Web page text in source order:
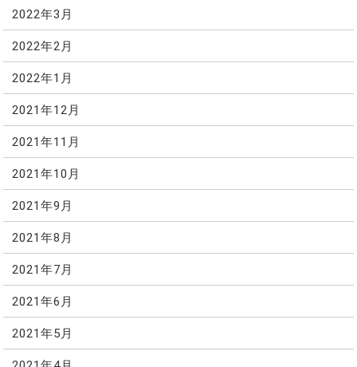
2022年3月
2022年2月
2022年1月
2021年12月
2021年11月
2021年10月
2021年9月
2021年8月
2021年7月
2021年6月
2021年5月